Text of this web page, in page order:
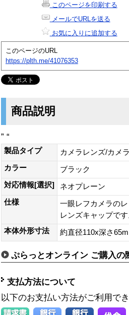
このページを印刷する
メールでURLを送る
お気に入りに追加する
このページのURL
https://plth.me/41076353
商品説明
” “
製品タイプ
カメラレンズ/カメ
カラー
ブラック
対応情報[選択]
ネオプレーン
仕様
一眼レフカメラの
レンズキャップで
本体外形寸法
約直径110x深さ
ぷらっとオンライン ご購入の
支払方法について
以下のお支払い方法がご利用で